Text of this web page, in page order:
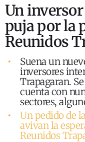
Un inversor
puja por la
Reunidos
Suena un
inversores
Trapagaran.
cuenta con
sectores,
Un pedido de
avivan la
Reunidos